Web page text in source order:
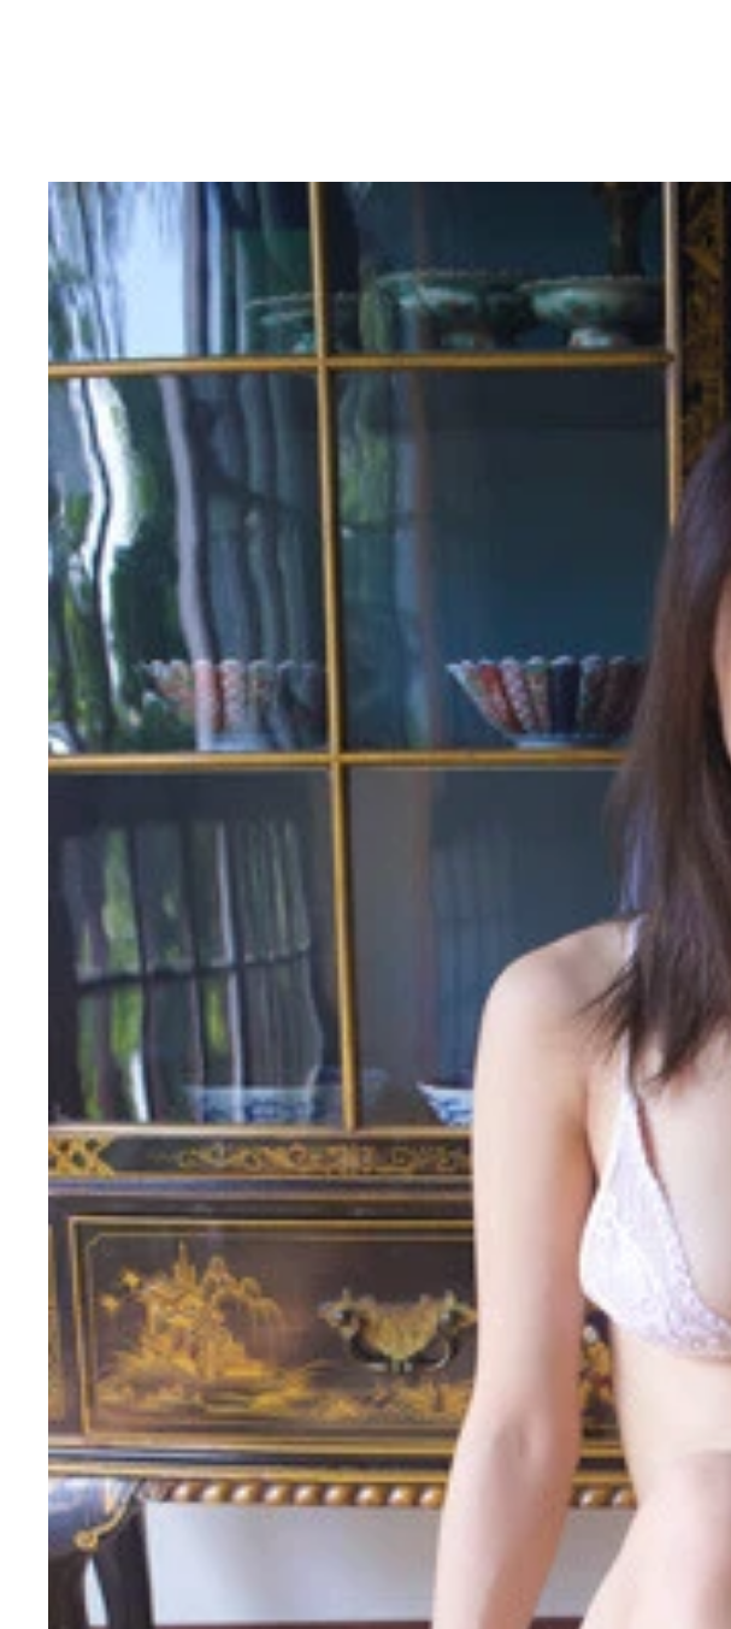
澄田綾乃『週刊プレイボーイ』2023年6号のグラビアアザーカットを収
澄田綾乃デジタル写真集『即バズリ美女、Newスミダ。』撮影／根本好
澄田綾乃デジタル写真集『ミステリアス』撮影／桑島智輝 価格／1,100